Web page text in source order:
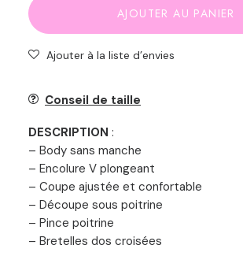
de
sport
retro
AJOUTER AU PANIER
Ajouter à la liste d’envies
Conseil de taille
DESCRIPTION :
– Body sans manche
– Encolure V plongeant
– Coupe ajustée et confortable
– Découpe sous poitrine
– Pince poitrine
– Bretelles dos croisées